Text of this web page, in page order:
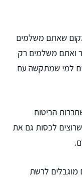
שאתם משלמים
ואתם משלמים רק
למי שמתקשה עם
הביטוח
לכסות גם את
מוגבלים לרשת